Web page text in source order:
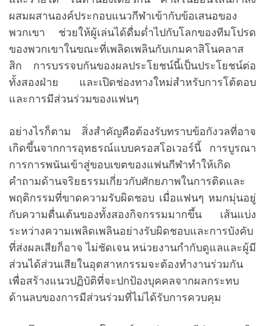
ผสมผสานองค์ประกอบแนวกีฬาเข้ากับข้อเสนอของ
พวกเขา ช่วยให้ผู้เล่นได้ดื่มด่ำไปกับโลกของทีมโปรด
ของพวกเขาในขณะที่เพลิดเพลินกับเกมคาสิโนคลาส
สิก การบรรจบกันของผลประโยชน์นี้เป็นประโยชน์ต่อ
ทั้งสองฝ่าย และเปิดช่องทางใหม่สำหรับการโต้ตอบ
และการมีส่วนร่วมของแฟนๆ
อย่างไรก็ตาม สิ่งสำคัญคือต้องรับทราบข้อกังวลที่อาจ
เกิดขึ้นจากการอุทธรณ์แบบครอสโอเวอร์นี้ การบูรณา
การการพนันเข้าสู่ขอบเขตของแฟนกีฬาทำให้เกิด
คำถามด้านจริยธรรมเกี่ยวกับศักยภาพในการติดและ
พฤติกรรมที่ขาดความรับผิดชอบ เมื่อแฟนๆ หมกมุ่นอยู่
กับความตื่นเต้นของทั้งสองกิจกรรมมากขึ้น เส้นแบ่ง
ระหว่างความเพลิดเพลินอย่างรับผิดชอบและการบังคับ
ที่ส่งผลเสียก็อาจ ไม่ชัดเจน หน่วยงานกำกับดูแลและผู้มี
ส่วนได้ส่วนเสียในอุตสาหกรรมจะต้องทำงานร่วมกัน
เพื่อสร้างแนวปฏิบัติที่จะปกป้องบุคคลจากผลกระทบ
ด้านลบของการมีส่วนร่วมที่ไม่ได้รับการควบคุม